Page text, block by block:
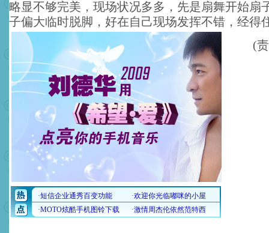
略显不够完美，现场状况多多，先是扇舞开始扇
子偏大临时脱脚，好在自己现场发挥不错，经得
(